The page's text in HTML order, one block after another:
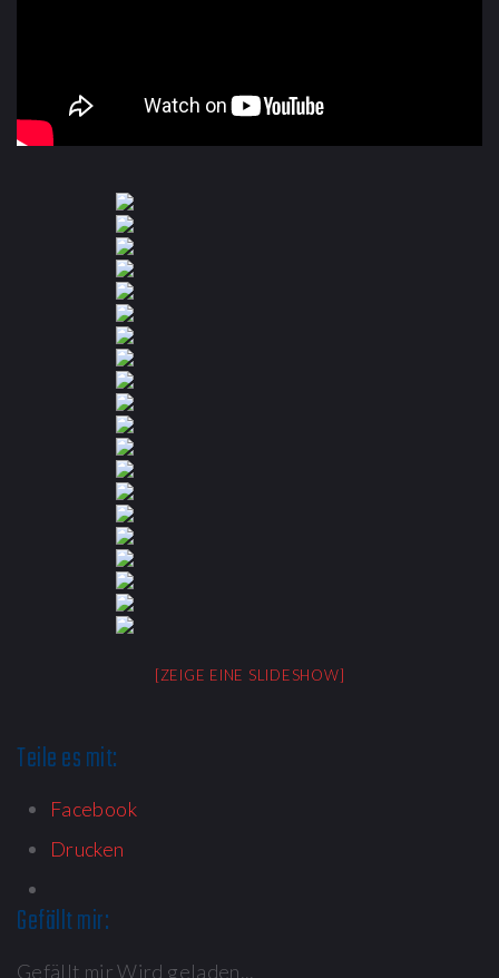
[ZEIGE EINE SLIDESHOW]
Teile es mit:
Facebook
Drucken
Gefällt mir:
Gefällt mirWird geladen...